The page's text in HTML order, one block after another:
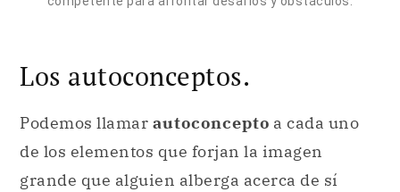
Los autoconceptos.
Podemos llamar autoconcepto a cada uno
de los elementos que forjan la imagen
grande que alguien alberga acerca de sí